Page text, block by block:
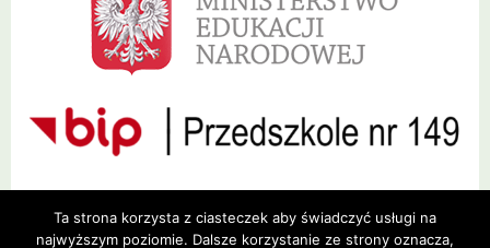
Ta strona korzysta z ciasteczek aby świadczyć usługi na
najwyższym poziomie. Dalsze korzystanie ze strony oznacza,